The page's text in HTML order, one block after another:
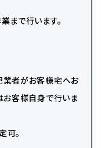
まで行います。
業者がお客様宅へお
お客様自身で行いま
。